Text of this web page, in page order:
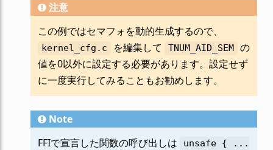
注意
この例ではセマフォを動的生成するので、
kernel_cfg.c を編集して TNUM_AID_SEM の
値を0以外に設定する必要があります。設定せず
に一度実行してみることもお勧めします。
Note
FFIで宣言した関数の呼び出しは
unsafe {
...